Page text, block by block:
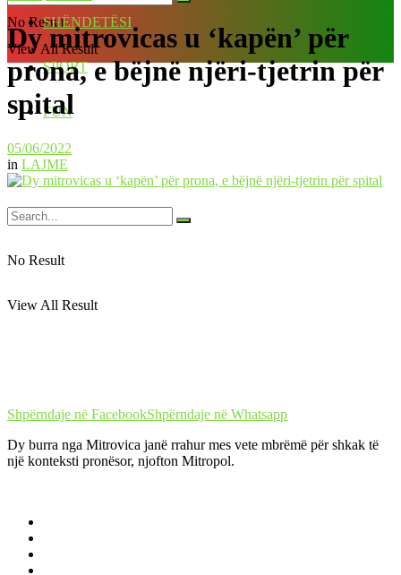
No Result
View All Result
SHËNDETËSI
SPORT
FUN
No Result
View All Result
Dy mitrovicas u ‘kapën’ për
prona, e bëjnë njëri-tjetrin për
spital
05/06/2022
in LAJME
Shpërndaje në FacebookShpërndaje në Whatsapp
Dy burra nga Mitrovica janë rrahur mes vete mbrëmë për shkak të
një konteksti pronësor, njofton Mitropol.